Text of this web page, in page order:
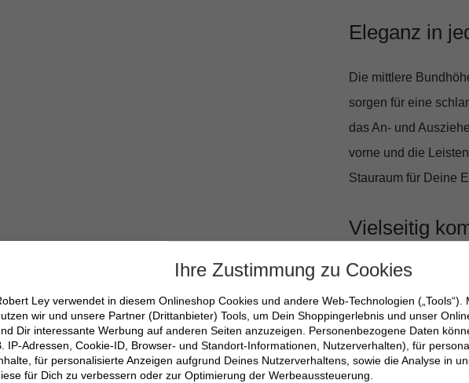
Eleganz in
Die mittlere
sorgen für eine
das An- und
vorne und die
Stauraum für Deine
Vielseitig
Ob zu einem
mühelos Deinem
echten
Eleganter,
Ihre Zustimmung zu Cookies
Ley verwendet in diesem Onlineshop Cookies und andere Web-Technologien („Tools“).
wir und unsere Partner (Drittanbieter) Tools, um Dein Shoppingerlebnis und unser
Dir interessante Werbung auf anderen Seiten anzuzeigen. Personenbezogene Daten
IP-Adressen, Cookie-ID, Browser- und Standort-Informationen, Nutzerverhalten), für
für personalisierte Anzeigen aufgrund Deines Nutzerverhaltens, sowie die Analyse in
für Dich zu verbessern oder zur Optimierung der Werbeaussteuerung.